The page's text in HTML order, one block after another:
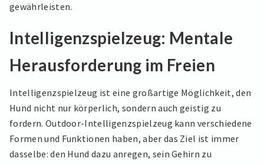
gewährleisten.
Intelligenzspielzeug: Mentale
Herausforderung im Freien
Intelligenzspielzeug ist eine großartige Möglichkeit, den
Hund nicht nur körperlich, sondern auch geistig zu
fordern. Outdoor-Intelligenzspielzeug kann verschiedene
Formen und Funktionen haben, aber das Ziel ist immer
dasselbe: den Hund dazu anregen, sein Gehirn zu